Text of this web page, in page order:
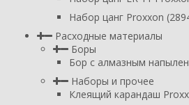
Набор цанг Proxxon
Расходные материалы
Боры
Бор с алмазным
Наборы и прочее
Клеящий карандаш